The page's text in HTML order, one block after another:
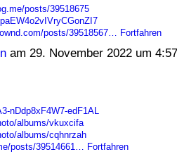
posts/39518675
posts/39518567… Fortfahren
am 29. November 2022 um
nDdp8xF4W7-edF1AL
albums/vkuxcifa
albums/cqhnrzah
posts/39514661… Fortfahren